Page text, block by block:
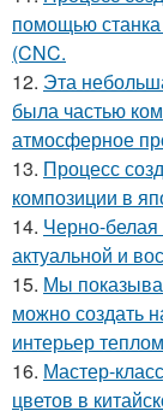
помощью
(CNC.
12. Эта
была частью
атмосферное
13. Процесс
композиции в
14. Черно-белая
актуальной и
15. Мы
можно создать
интерьер
16. Мастер-
цветов в